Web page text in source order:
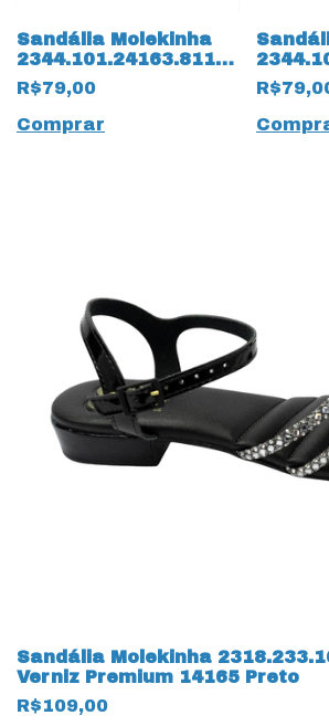
Sandália Molekinha
2344.101.24163.81140
Napa Mini Glitter
14229 Pink
R$79,00
Comprar
Napa
14230
Sandália Molekinha
Verniz Premium 14165 Preto
R$109,00